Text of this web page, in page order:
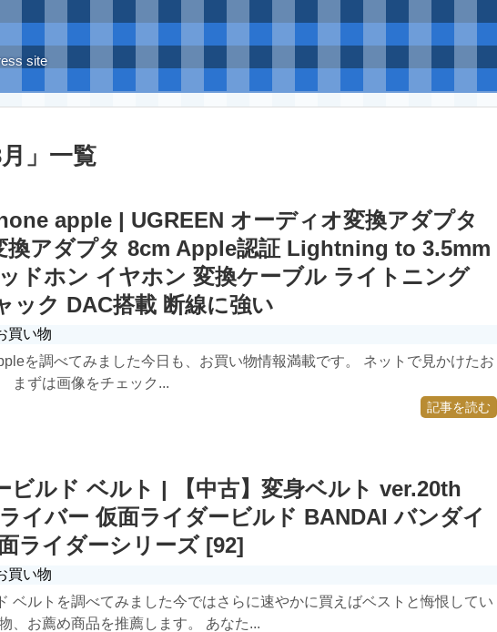
site
」 一覧
apple | UGREEN オーディオ変換アダプタ
換アダプタ 8cm Apple認証 Lightning to 3.5mm
ドホン イヤホン 変換ケーブル ライトニング
ック DAC搭載 断線に強い
買い物
を調べてみました今日も、お買い物情報満載です。 ネットで見かけたお
まずは画像をチェック...
記事を読む
ビルド ベルト | 【中古】変身ベルト ver.20th
イバー 仮面ライダービルド BANDAI バンダイ
ライダーシリーズ [92]
買い物
ベルトを調べてみました今ではさらに速やかに買えばベストと悔恨してい
、お薦め商品を推薦します。 あなた...